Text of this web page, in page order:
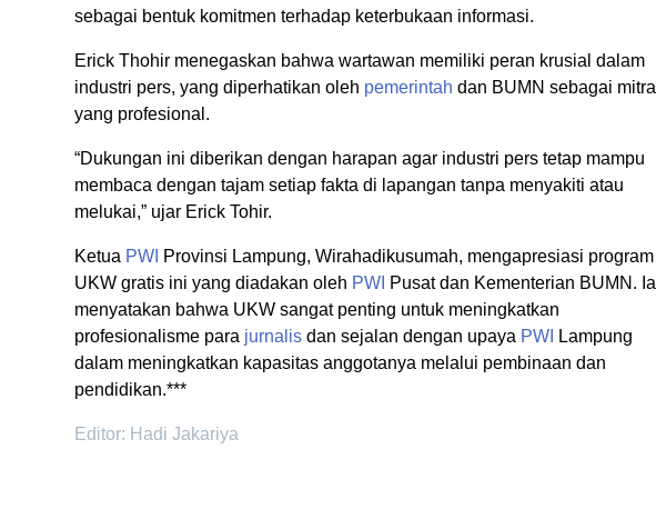
sebagai bentuk komitmen terhadap keterbukaan informasi.
Erick Thohir menegaskan bahwa wartawan memiliki peran krusial dalam
industri pers, yang diperhatikan oleh pemerintah dan BUMN sebagai mitra
yang profesional.
“Dukungan ini diberikan dengan harapan agar industri pers tetap mampu
membaca dengan tajam setiap fakta di lapangan tanpa menyakiti atau
melukai,” ujar Erick Tohir.
Ketua PWI Provinsi Lampung, Wirahadikusumah, mengapresiasi program
UKW gratis ini yang diadakan oleh PWI Pusat dan Kementerian BUMN. Ia
menyatakan bahwa UKW sangat penting untuk meningkatkan
profesionalisme para jurnalis dan sejalan dengan upaya PWI
Lampung
dalam meningkatkan kapasitas anggotanya melalui pembinaan dan
pendidikan.***
Editor: Hadi Jakariya